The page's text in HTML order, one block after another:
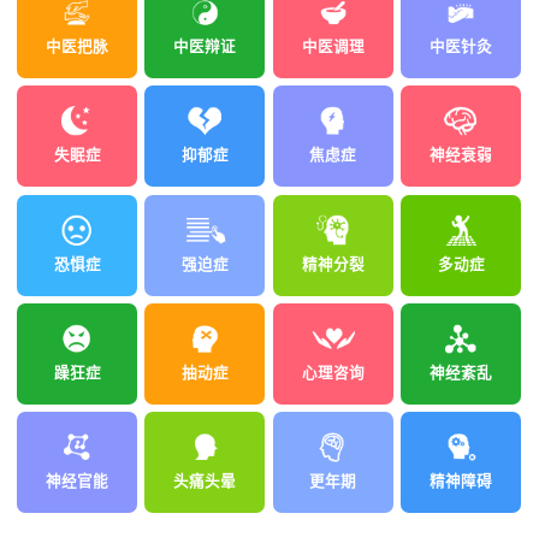
中医把脉 中医辩证 中医调理 中医针灸
失眠症 抑郁症 焦虑症 神经衰弱
恐惧症 强迫症 精神分裂 多动症
躁狂症 抽动症 心理咨询 神经紊乱
神经官能 头痛头晕 更年期 精神障碍